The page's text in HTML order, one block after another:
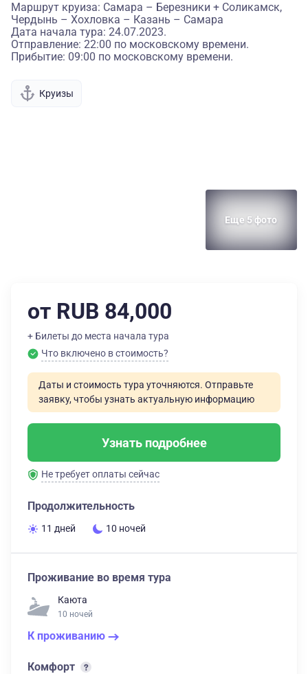
Маршрут круиза: Самара – Березники + Соликамск,
Чердынь – Хохловка – Казань – Самара
Дата начала тура: 24.07.2023.
Отправление: 22:00 по московскому времени.
Прибытие: 09:00 по московскому времени.
Круизы
Еще 5 фото
от RUB 84,000
+ Билеты до места начала тура
Что включено в стоимость?
Даты и стоимость тура уточняются. Отправьте
заявку, чтобы узнать актуальную информацию
Узнать подробнее
Не требует оплаты сейчас
Продолжительность
11 дней 10 ночей
Проживание во время тура
Каюта
10 ночей
К проживанию
Комфорт